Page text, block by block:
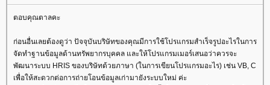
ตอบคุณตาลคะ
ก่อนอื่นเลยต้องดูว่า ปัจจุบันบริษัทของคุณมีการใช้โปรแกรมสำเร็จรูปอะไรในการ
จัดทำฐานข้อมูลด้านทรัพยากรบุคคล และให้โปรแกรมเมอร์เสนอว่าควรจะ
พัฒนาระบบ HRIS ของบริษัทด้วยภาษา (ในการเขียนโปรแกรมอะไร) เช่น VB, C
เพื่อให้สะดวกต่อการถ่ายโอนข้อมูลเก่ามายังระบบใหม่ ค่ะ